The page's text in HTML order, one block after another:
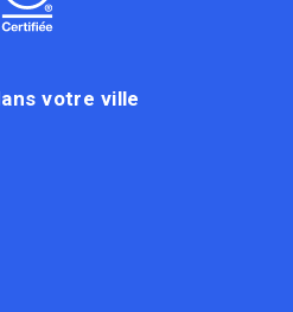
votre ville